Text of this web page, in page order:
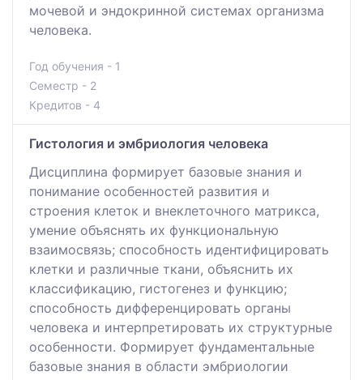
мочевой и эндокринной системах организма
человека.
Год обучения - 1
Семестр - 2
Кредитов - 4
Гистология и эмбриология человека
Дисциплина формирует базовые знания и
понимание особенностей развития и
строения клеток и внеклеточного матрикса,
умение объяснять их функциональную
взаимосвязь; способность идентифицировать
клетки и различные ткани, объяснить их
классификацию, гистогенез и функцию;
способность дифференцировать органы
человека и интерпретировать их структурные
особенности. Формирует фундаментальные
базовые знания в области эмбриологии